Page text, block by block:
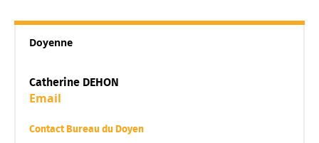
Doyenne
Catherine DEHON
Email
Contact Bureau du Doyen